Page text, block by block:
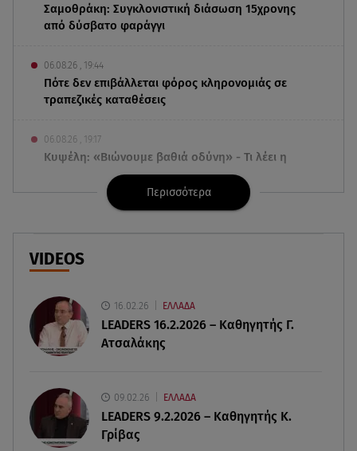
Σαμοθράκη: Συγκλονιστική διάσωση 15χρονης
από δύσβατο φαράγγι
06.08.26 , 19:44
Πότε δεν επιβάλλεται φόρος κληρονομιάς σε
τραπεζικές καταθέσεις
06.08.26 , 19:17
Κυψέλη: «Βιώνουμε βαθιά οδύνη» - Τι λέει η
οικογένεια της Λίζα
Μπαντέρας: «Η καρδιακή προσβολή ήταν το
Συντάξεις χηρείας: Τέλος στο «ψαλίδι» μετά την
τριετία
Πόρτο Γερμενό
06.08.26 , 18:35
Περισσότερα
VIDEOS
16.02.26 ΕΛΛΑΔΑ
LEADERS 16.2.2026 – Καθηγητής Γ.
Ατσαλάκης
09.02.26 ΕΛΛΑΔΑ
LEADERS 9.2.2026 – Καθηγητής Κ.
Γρίβας